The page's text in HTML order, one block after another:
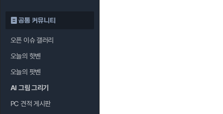
공통 커뮤니티
오픈 이슈 갤러리
오늘의 핫벤
오늘의 팟벤
AI 그림 그리기
PC 견적 게시판